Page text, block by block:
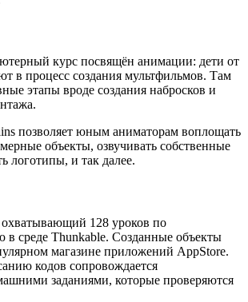
курс посвящён анимации: дети от
в процесс создания мультфильмов. Там
этапы вроде создания набросков и
позволяет юным аниматорам воплощать
объекты, озвучивать собственные
логотипы, и так далее.
охватывающий 128 уроков по
в среде Thunkable. Созданные объекты
магазине приложений AppStore.
кодов сопровождается
заданиями, которые проверяются